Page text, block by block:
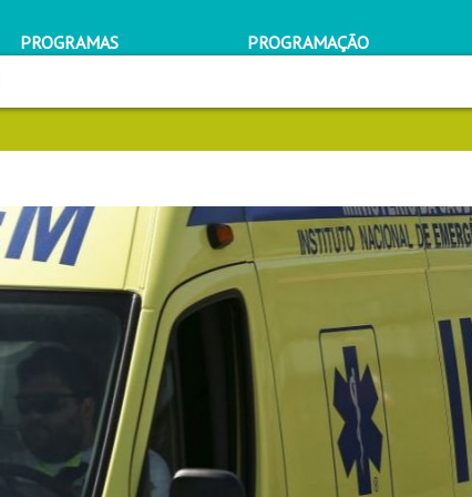
PROGRAMAS PROGRAMAÇÃO